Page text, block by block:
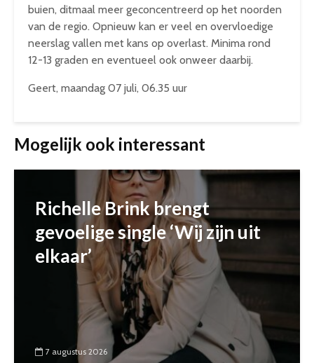
buien, ditmaal meer geconcentreerd op het noorden
van de regio. Opnieuw kan er veel en overvloedige
neerslag vallen met kans op overlast. Minima rond
12-13 graden en eventueel ook onweer daarbij.
Geert, maandag 07 juli, 06.35 uur
Mogelijk ook interessant
Richelle Brink brengt
gevoelige single ‘Wij zijn uit
elkaar’
7 augustus 2026